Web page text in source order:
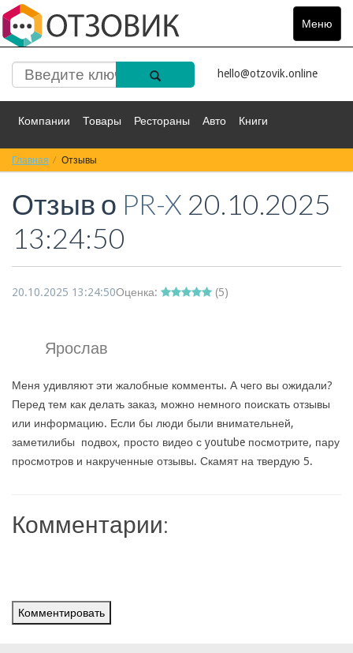
Меню
Toggle
hello@otzovik.online
Компании Товары Рестораны Авто Книги
Спорт Фильмы
Красота Здоровье Остальное
Главная Отзывы
Отзыв о PR-X 20.10.2025
13:24:50
20.10.2025 13:24:50Оценка: (5)
Ярослав
Меня удивляют эти жалобные комменты. А чего вы ожидали?
Перед тем как делать заказ, можно немного поискать отзывы
или информацию. Если бы люди были внимательней,
заметилибы подвох, просто видео с youtube посмотрите, пару
просмотров и накрученные отзывы. Скамят на твердую 5.
Комментарии:
Комментировать